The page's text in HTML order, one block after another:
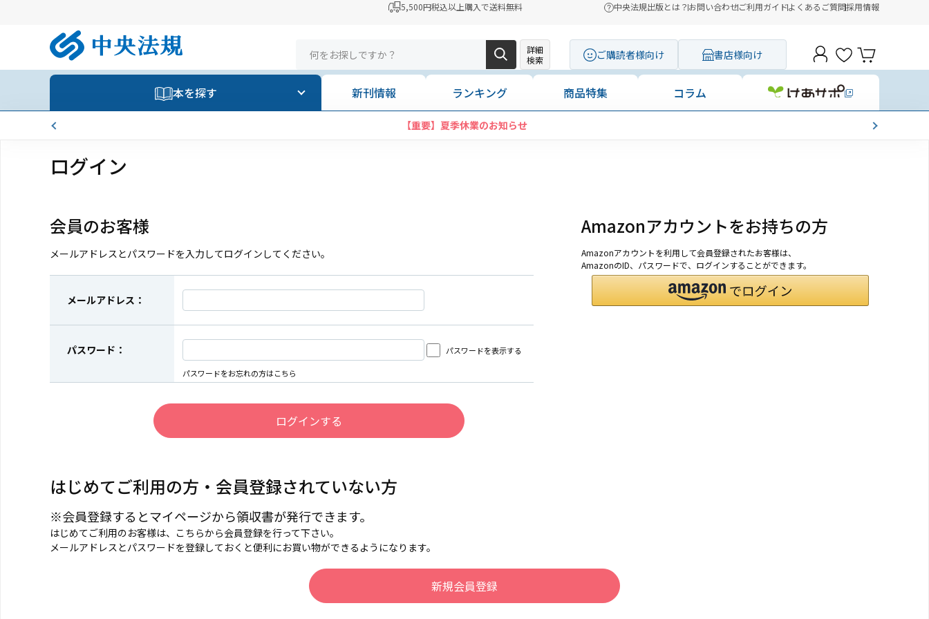
5,500円税込以上購入で送料無料 中央法規出版とは？お問い合わせご利用ガイドよくあるご質問採用情報
詳細
検索
ご購読者様向け 書店様向け
本を探す 新刊情報 ランキング 商品特集 コラム
【重要】夏季休業のお知らせ
ログイン
会員のお客様
メールアドレスとパスワードを入力してログインしてください。
メールアドレス：
パスワード： パスワードを表示する
パスワードをお忘れの方はこちら
Amazonアカウントをお持ちの方
Amazonアカウントを利用して会員登録されたお客様は、
AmazonのID、パスワードで、ログインすることができます。
はじめてご利用の方・会員登録されていない方
※会員登録するとマイページから領収書が発行できます。
はじめてご利用のお客様は、こちらから会員登録を行って下さい。
メールアドレスとパスワードを登録しておくと便利にお買い物ができるようになります。